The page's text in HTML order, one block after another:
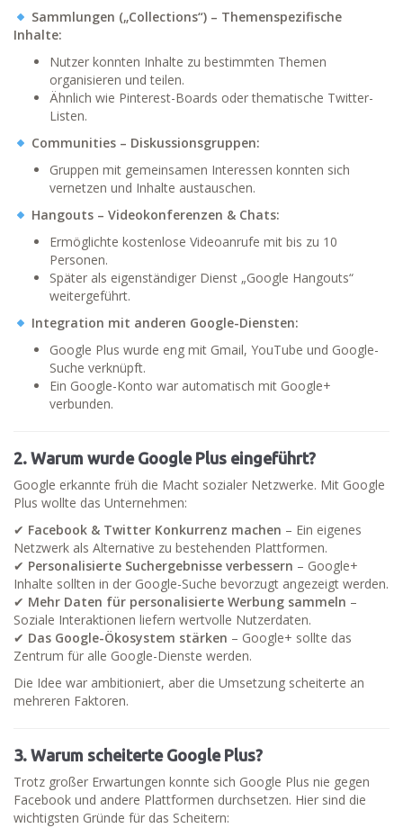
Sammlungen („Collections“) – Themenspezifische
Inhalte:
Nutzer konnten Inhalte zu bestimmten Themen
organisieren und teilen.
Ähnlich wie Pinterest-Boards oder thematische Twitter-
Listen.
Communities – Diskussionsgruppen:
Gruppen mit gemeinsamen Interessen konnten sich
vernetzen und Inhalte austauschen.
Hangouts – Videokonferenzen & Chats:
Ermöglichte kostenlose Videoanrufe mit bis zu 10
Personen.
Später als eigenständiger Dienst „Google Hangouts“
weitergeführt.
Integration mit anderen Google-Diensten:
Google Plus wurde eng mit Gmail, YouTube und Google-
Suche verknüpft.
Ein Google-Konto war automatisch mit Google+
verbunden.
2. Warum wurde Google Plus eingeführt?
Google erkannte früh die Macht sozialer Netzwerke. Mit Google
Plus wollte das Unternehmen:
✔ Facebook & Twitter Konkurrenz machen – Ein eigenes
Netzwerk als Alternative zu bestehenden Plattformen.
✔ Personalisierte Suchergebnisse verbessern – Google+
Inhalte sollten in der Google-Suche bevorzugt angezeigt werden.
✔ Mehr Daten für personalisierte Werbung sammeln –
Soziale Interaktionen liefern wertvolle Nutzerdaten.
✔ Das Google-Ökosystem stärken – Google+ sollte das
Zentrum für alle Google-Dienste werden.
Die Idee war ambitioniert, aber die Umsetzung scheiterte an
mehreren Faktoren.
3. Warum scheiterte Google Plus?
Trotz großer Erwartungen konnte sich Google Plus nie gegen
Facebook und andere Plattformen durchsetzen. Hier sind die
wichtigsten Gründe für das Scheitern: